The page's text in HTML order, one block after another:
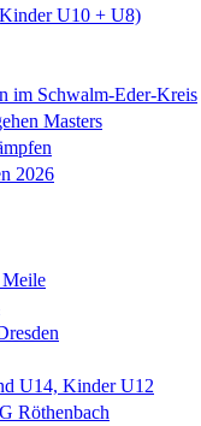
U10 + U8)
im Schwalm-Eder-Kreis
Masters
2026
Meile
U14, Kinder U12
Röthenbach